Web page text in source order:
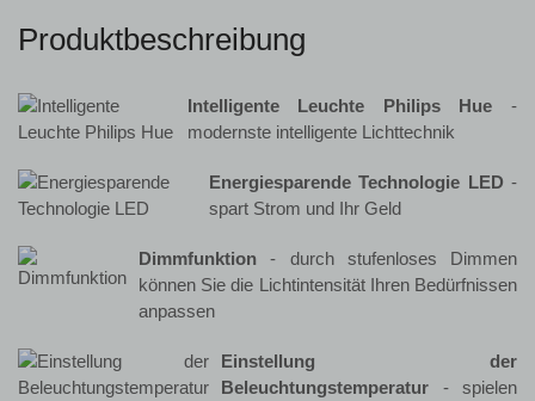
Produktbeschreibung
Intelligente Leuchte Philips Hue -
modernste intelligente Lichttechnik
Energiesparende Technologie LED -
spart Strom und Ihr Geld
Dimmfunktion - durch stufenloses Dimmen
können Sie die Lichtintensität Ihren Bedürfnissen
anpassen
Einstellung der
Beleuchtungstemperatur - spielen